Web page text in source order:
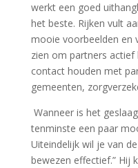
werkt een goed
het beste. Rijken vult
mooie voorbeelden en
zien om partners actief
contact houden met
gemeenten,
Wanneer is het
tenminste een paar
Uiteindelijk wil je van
bewezen effectief.” Hij